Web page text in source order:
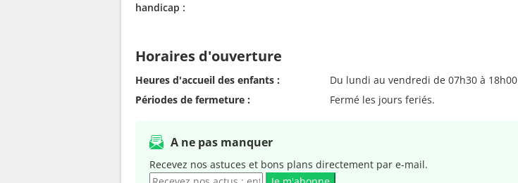
handicap :
Horaires d'ouverture
Heures d'accueil des enfants :
Du lundi au vendredi de 07h30 à 18h00
Périodes de fermeture :
Fermé les jours feriés.
A ne pas manquer
Recevez nos astuces et bons plans directement par e-mail.